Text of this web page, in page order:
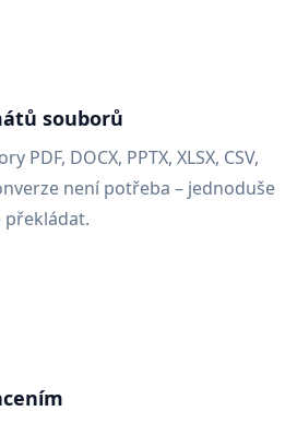
souborů
PDF, DOCX, PPTX, XLSX, CSV,
není potřeba – jednoduše
překládat.